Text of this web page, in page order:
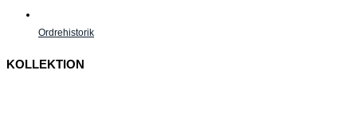
Ordrehistorik
KOLLEKTION